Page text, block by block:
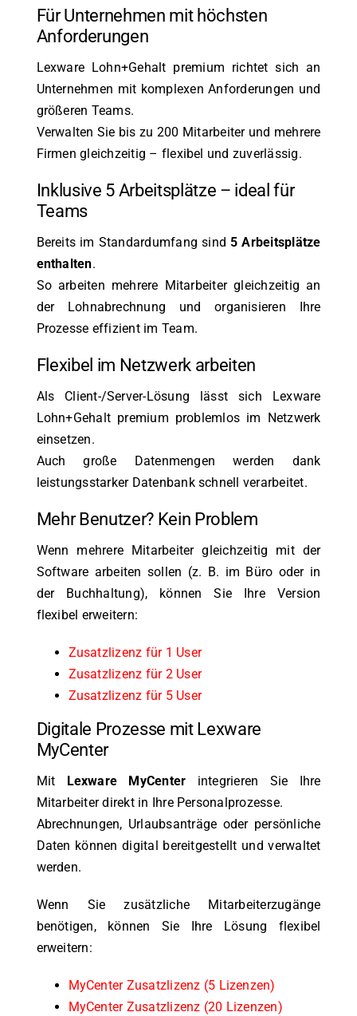
Für Unternehmen mit höchsten
Anforderungen
Lexware Lohn+Gehalt premium richtet sich an
Unternehmen mit komplexen Anforderungen und
größeren Teams.
Verwalten Sie bis zu 200 Mitarbeiter und mehrere
Firmen gleichzeitig – flexibel und zuverlässig.
Inklusive 5 Arbeitsplätze – ideal für
Teams
Bereits im Standardumfang sind5 Arbeitsplätze
enthalten.
So arbeiten mehrere Mitarbeiter gleichzeitig an
der Lohnabrechnung und organisieren Ihre
Prozesse effizient im Team.
Flexibel im Netzwerk arbeiten
Als Client-/Server-Lösung lässt sich Lexware
Lohn+Gehalt premium problemlos im Netzwerk
einsetzen.
Auch große Datenmengen werden dank
leistungsstarker Datenbank schnell verarbeitet.
Mehr Benutzer? Kein Problem
Wenn mehrere Mitarbeiter gleichzeitig mit der
Software arbeiten sollen (z. B. im Büro oder in
der Buchhaltung), können Sie Ihre Version
flexibel erweitern:
Zusatzlizenz für 1 User
Zusatzlizenz für 2 User
Zusatzlizenz für 5 User
Digitale Prozesse mit Lexware
MyCenter
Mit Lexware MyCenter integrieren Sie Ihre
Mitarbeiter direkt in Ihre Personalprozesse.
Abrechnungen, Urlaubsanträge oder persönliche
Daten können digital bereitgestellt und verwaltet
werden.
Wenn Sie zusätzliche Mitarbeiterzugänge
benötigen, können Sie Ihre Lösung flexibel
erweitern:
MyCenter Zusatzlizenz (5 Lizenzen)
MyCenter Zusatzlizenz (20 Lizenzen)